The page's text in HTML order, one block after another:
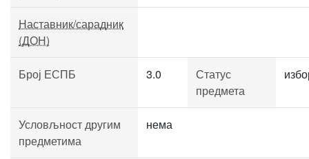
Наставник/сарадник
(ДОН)
Број ЕСПБ 3.0
Статус
предмета
Условљност другим
предметима
нема